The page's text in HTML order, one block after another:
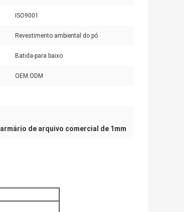
ISO9001
Revestimento ambiental do pó
Batida-para baixo
OEM.ODM
armário de arquivo comercial de 1mm